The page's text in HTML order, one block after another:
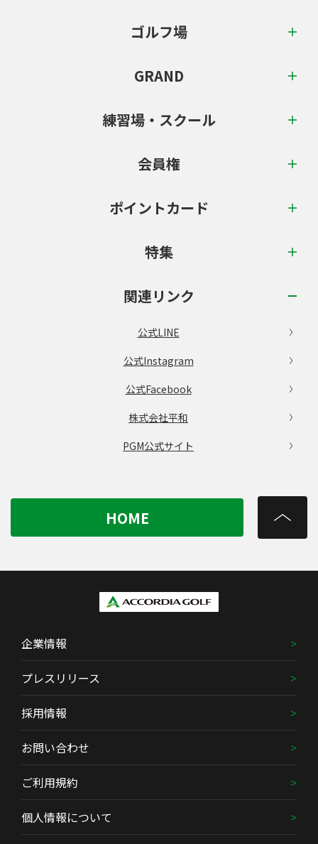
ゴルフ場
GRAND
練習場・スクール
会員権
ポイントカード
特集
関連リンク
公式LINE
公式Instagram
公式Facebook
株式会社平和
PGM公式サイト
HOME
企業情報
プレスリリース
採用情報
お問い合わせ
ご利用規約
個人情報について